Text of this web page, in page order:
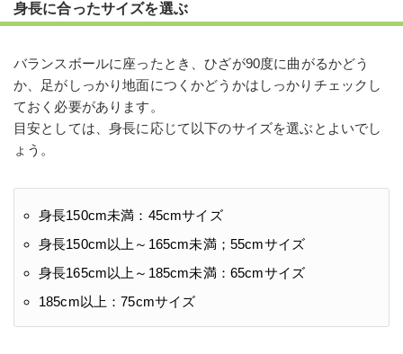
身長に合ったサイズを選ぶ
バランスボールに座ったとき、ひざが90度に曲がるかどう
か、足がしっかり地面につくかどうかはしっかりチェックし
ておく必要があります。
目安としては、身長に応じて以下のサイズを選ぶとよいでし
ょう。
身長150cm未満：45cmサイズ
身長150cm以上～165cm未満；55cmサイズ
身長165cm以上～185cm未満：65cmサイズ
185cm以上：75cmサイズ